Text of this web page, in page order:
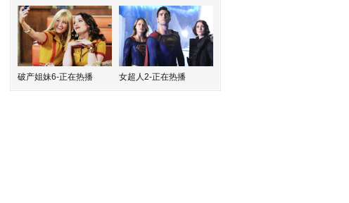
破产姐妹6-正在热播 女超人2-正在热播